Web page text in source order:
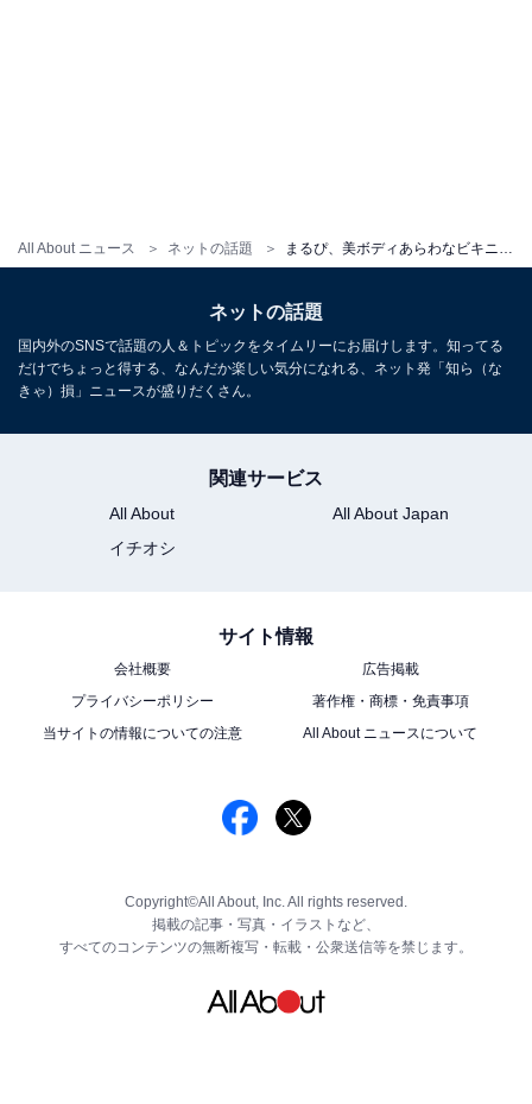
All About ニュース ネットの話題
ネットの話題
国内外のSNSで話題の人＆トピックをタイムリーにお届けします。知ってる
だけでちょっと得する、なんだか楽しい気分になれる、ネット発「知ら（な
きゃ）損」ニュースが盛りだくさん。
関連サービス
All About
All About Japan
イチオシ
サイト情報
会社概要
広告掲載
プライバシーポリシー
著作権・商標・免責事項
当サイトの情報についての注意
All About ニュースについて
Copyright©All About, Inc. All rights reserved.
掲載の記事・写真・イラストなど、
すべてのコンテンツの無断複写・転載・公衆送信等を禁じます。